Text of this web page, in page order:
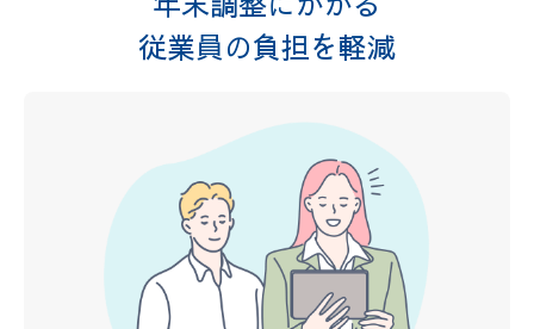
従業員の負担を軽減